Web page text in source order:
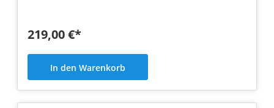
219,00 €*
In den Warenkorb